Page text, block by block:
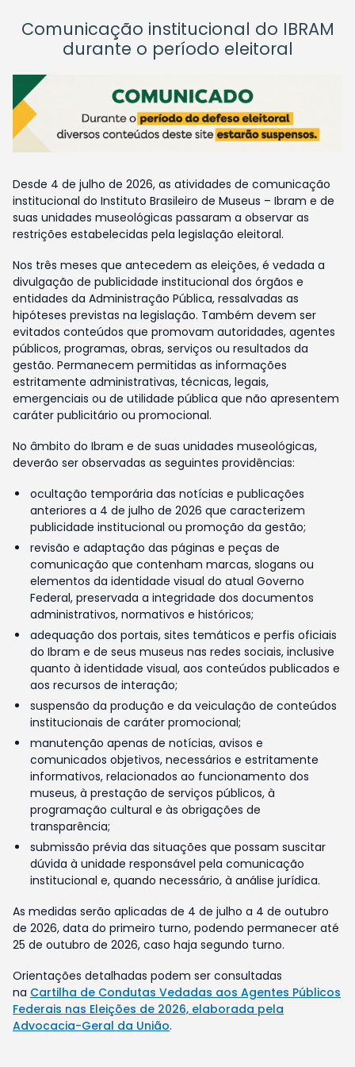
Comunicação institucional do IBRAM
durante o período eleitoral
Desde 4 de julho de 2026, as atividades de comunicação
institucional do Instituto Brasileiro de Museus – Ibram e de
suas unidades museológicas passaram a observar as
restrições estabelecidas pela legislação eleitoral.
Nos três meses que antecedem as eleições, é vedada a
divulgação de publicidade institucional dos órgãos e
entidades da Administração Pública, ressalvadas as
hipóteses previstas na legislação. Também devem ser
evitados conteúdos que promovam autoridades, agentes
públicos, programas, obras, serviços ou resultados da
gestão. Permanecem permitidas as informações
estritamente administrativas, técnicas, legais,
emergenciais ou de utilidade pública que não apresentem
caráter publicitário ou promocional.
No âmbito do Ibram e de suas unidades museológicas,
deverão ser observadas as seguintes providências:
ocultação temporária das notícias e publicações
anteriores a 4 de julho de 2026 que caracterizem
publicidade institucional ou promoção da gestão;
revisão e adaptação das páginas e peças de
comunicação que contenham marcas, slogans ou
elementos da identidade visual do atual Governo
Federal, preservada a integridade dos documentos
administrativos, normativos e históricos;
adequação dos portais, sites temáticos e perfis oficiais
do Ibram e de seus museus nas redes sociais, inclusive
quanto à identidade visual, aos conteúdos publicados e
aos recursos de interação;
suspensão da produção e da veiculação de conteúdos
institucionais de caráter promocional;
manutenção apenas de notícias, avisos e
comunicados objetivos, necessários e estritamente
informativos, relacionados ao funcionamento dos
museus, à prestação de serviços públicos, à
programação cultural e às obrigações de
transparência;
submissão prévia das situações que possam suscitar
dúvida à unidade responsável pela comunicação
institucional e, quando necessário, à análise jurídica.
As medidas serão aplicadas de 4 de julho a 4 de outubro
de 2026, data do primeiro turno, podendo permanecer até
25 de outubro de 2026, caso haja segundo turno.
Orientações detalhadas podem ser consultadas
na Cartilha de Condutas Vedadas aos Agentes Públicos
Federais nas Eleições de 2026, elaborada pela
Advocacia-Geral da União.